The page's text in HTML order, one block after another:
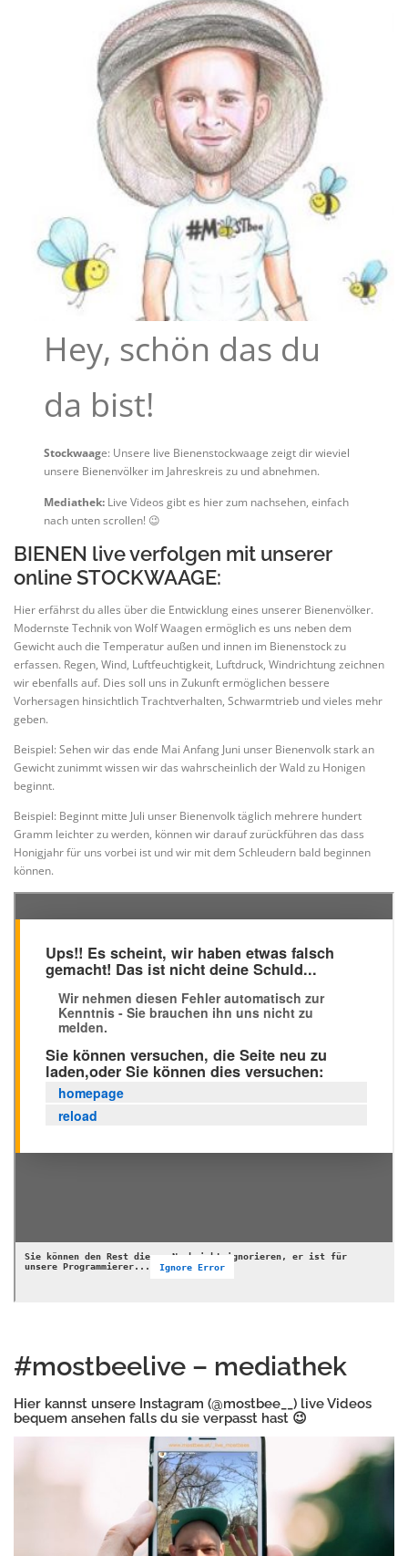
Hey, schön das du
da bist!
Stockwaage: Unsere live Bienenstockwaage zeigt dir wieviel
unsere Bienenvölker im Jahreskreis zu und abnehmen.
Mediathek: Live Videos gibt es hier zum nachsehen, einfach
nach unten scrollen! 😉
BIENEN live verfolgen mit unserer
online STOCKWAAGE:
Hier erfährst du alles über die Entwicklung eines unserer Bienenvölker.
Modernste Technik von Wolf Waagen ermöglich es uns neben dem
Gewicht auch die Temperatur außen und innen im Bienenstock zu
erfassen. Regen, Wind, Luftfeuchtigkeit, Luftdruck, Windrichtung zeichnen
wir ebenfalls auf. Dies soll uns in Zukunft ermöglichen bessere
Vorhersagen hinsichtlich Trachtverhalten, Schwarmtrieb und vieles mehr
geben.
Beispiel: Sehen wir das ende Mai Anfang Juni unser Bienenvolk stark an
Gewicht zunimmt wissen wir das wahrscheinlich der Wald zu Honigen
beginnt.
Beispiel: Beginnt mitte Juli unser Bienenvolk täglich mehrere hundert
Gramm leichter zu werden, können wir darauf zurückführen das dass
Honigjahr für uns vorbei ist und wir mit dem Schleudern bald beginnen
können.
#mostbeelive – mediathek
Hier kannst unsere Instagram (@mostbee__ ) live Videos
bequem ansehen falls du sie verpasst hast 😉